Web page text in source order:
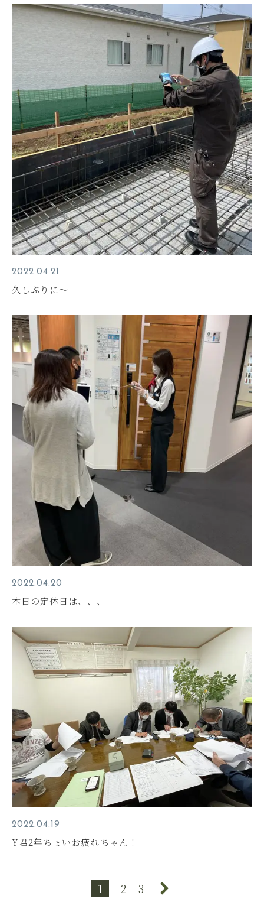
2022.04.21
久しぶりに～
2022.04.20
本日の定休日は、、、
2022.04.19
Y君2年ちょいお疲れちゃん！
1 2 3